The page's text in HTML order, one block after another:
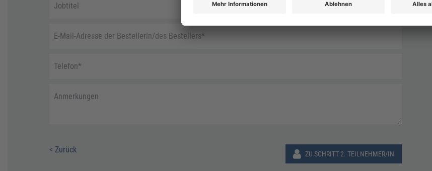
Jobtitel
E-Mail-Adresse der Bestellerin/des Bestellers*
Telefon*
Anmerkungen
< Zurück ZU SCHRITT 2. TEILNEHMER/IN